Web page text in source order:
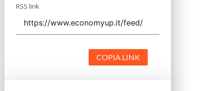
RSS link
COPIA LINK